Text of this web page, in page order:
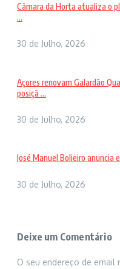
Câmara da Horta atualiza o
...
30 de Julho, 2026
Açores renovam Galardão
posiçã ...
30 de Julho, 2026
José Manuel Bolieiro anuncia
30 de Julho, 2026
Deixe um Comentário
O seu endereço de email